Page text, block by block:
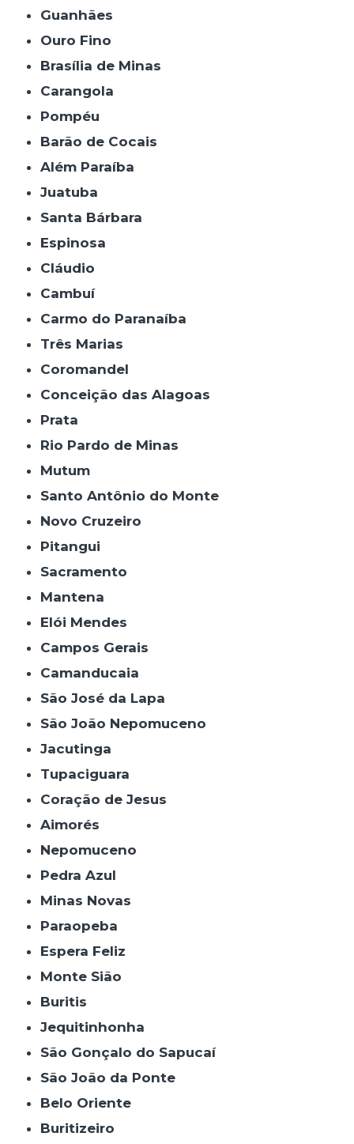
Guanhães
Ouro Fino
Brasília de Minas
Carangola
Pompéu
Barão de Cocais
Além Paraíba
Juatuba
Santa Bárbara
Espinosa
Cláudio
Cambuí
Carmo do Paranaíba
Três Marias
Coromandel
Conceição das Alagoas
Prata
Rio Pardo de Minas
Mutum
Santo Antônio do Monte
Novo Cruzeiro
Pitangui
Sacramento
Mantena
Elói Mendes
Campos Gerais
Camanducaia
São José da Lapa
São João Nepomuceno
Jacutinga
Tupaciguara
Coração de Jesus
Aimorés
Nepomuceno
Pedra Azul
Minas Novas
Paraopeba
Espera Feliz
Monte Sião
Buritis
Jequitinhonha
São Gonçalo do Sapucaí
São João da Ponte
Belo Oriente
Buritizeiro